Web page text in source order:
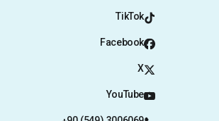
TikTok
Facebook
X
YouTube